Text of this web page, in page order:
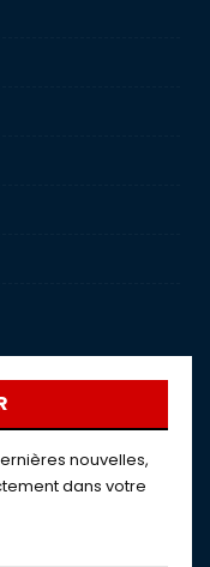
nouvelles,
dans votre